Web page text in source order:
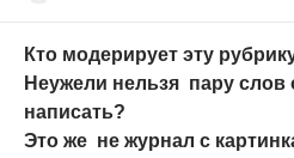
Кто модерирует эту
Неужели нельзя пару слов
написать?
Это же не журнал с